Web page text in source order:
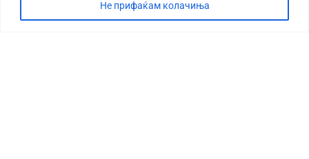
Не прифаќам колачиња